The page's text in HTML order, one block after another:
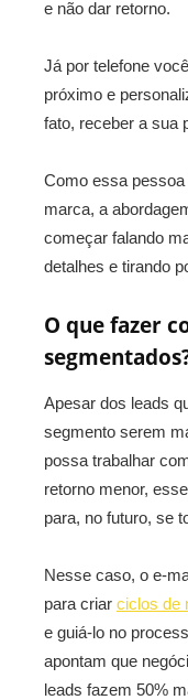
e não dar retorno.
Já por telefone
próximo e
fato, receber a sua
Como essa
marca, a
começar falando
detalhes e tirando
O que fazer
Apesar dos leads
segmento serem
possa trabalhar
retorno menor,
para, no futuro, se
Nesse caso, o e-
para criar ciclos de
e guiá-lo no
apontam que
leads fazem 50%